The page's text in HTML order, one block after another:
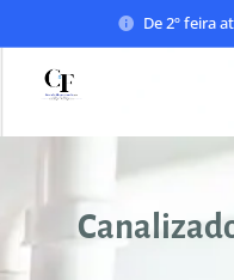
De 2º feira